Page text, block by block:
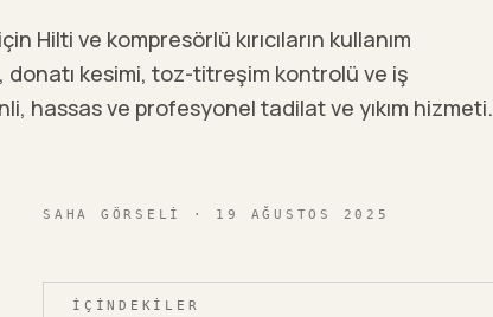
Hilti ve kompresörlü kırıcıların kullanım
donatı kesimi, toz-titreşim kontrolü ve iş
hassas ve profesyonel tadilat ve yıkım hizmeti.
SAHA GÖRSELI · 19 AĞUSTOS 2025
İÇINDEKILER